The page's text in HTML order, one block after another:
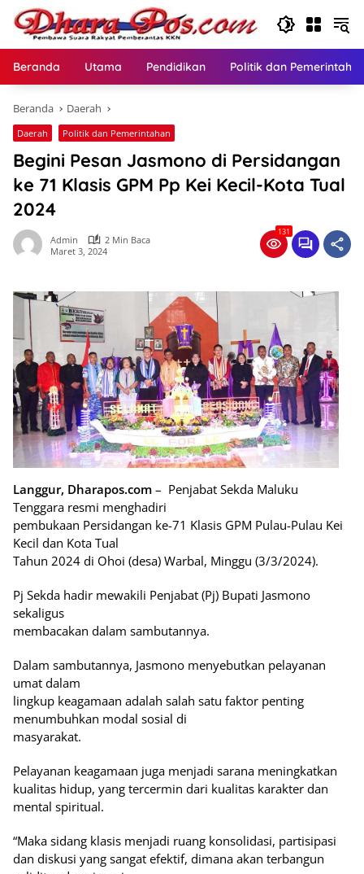
Langsung
konten
Beranda Utama Pendidikan Politik dan
Beranda Daerah
Daerah Politik dan Pemerintahan
Begini Pesan Jasmono di Persidangan
ke 71 Klasis GPM Pp Kei Kecil-Kota Tual
2024
Admin
2 Min Baca
Maret 3, 2024
131
Langgur, Dharapos.com – Penjabat Sekda Maluku
Tenggara resmi menghadiri
pembukaan Persidangan ke-71 Klasis GPM Pulau-Pulau Kei
Kecil dan Kota Tual
Tahun 2024 di Ohoi (desa) Warbal, Minggu (3/3/2024).
Pj Sekda hadir mewakili Penjabat (Pj) Bupati Jasmono
sekaligus
membacakan dalam sambutannya.
Dalam sambutannya, Jasmono menyebutkan pelayanan
umat dalam
lingkup keagamaan adalah salah satu faktor penting
menumbuhkan modal sosial di
masyarakat.
Pelayanan keagamaan juga menjadi sarana meningkatkan
kualitas hidup, yang tercermin dari kualitas karakter dan
mental spiritual.
“Maka sidang klasis menjadi ruang konsolidasi, partisipasi
dan diskusi yang sangat efektif, dimana akan terbangun